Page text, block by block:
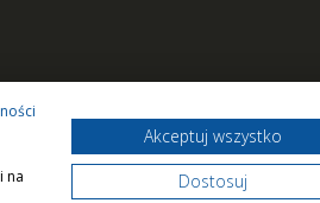
na
Akceptuj wszystko
Dostosuj